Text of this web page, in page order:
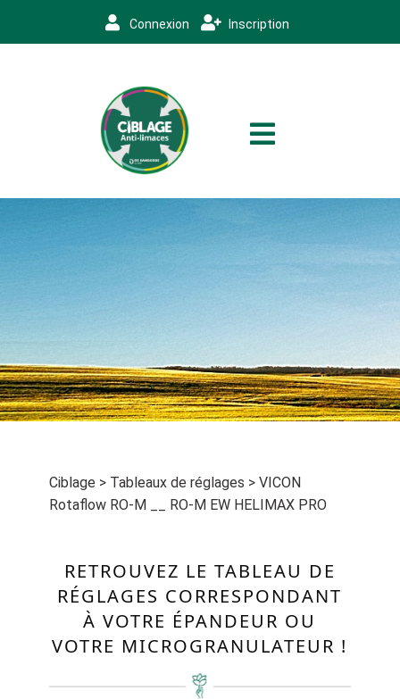
Connexion Inscription
Ciblage > Tableaux de réglages > VICON
Rotaflow RO-M __ RO-M EW HELIMAX PRO
RETROUVEZ LE TABLEAU DE
RÉGLAGES CORRESPONDANT
À VOTRE ÉPANDEUR OU
VOTRE MICROGRANULATEUR !